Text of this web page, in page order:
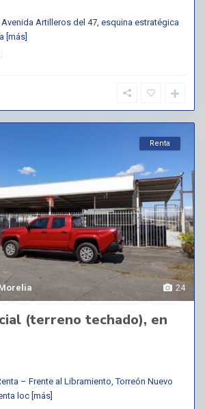
Artilleros del 47, esquina estratégica
[más]
24
Renta
(terreno techado), en
– Frente al Libramiento, Torreón Nuevo
loc [más]